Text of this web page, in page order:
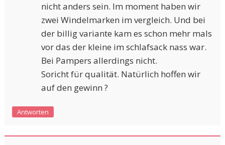
nicht anders sein. Im moment haben wir
zwei Windelmarken im vergleich. Und bei
der billig variante kam es schon mehr mals
vor das der kleine im schlafsack nass war.
Bei Pampers allerdings nicht.
Soricht für qualität. Natürlich hoffen wir
auf den gewinn ?
Antworten